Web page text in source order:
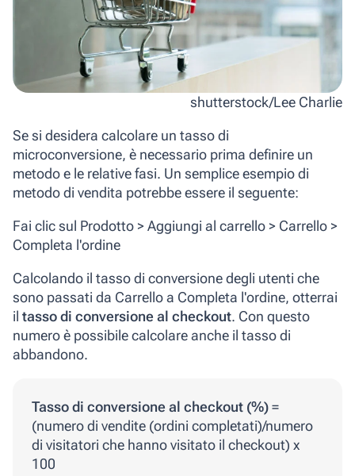
shutterstock/Lee Charlie
Se si desidera calcolare un tasso di
microconversione, è necessario prima definire un
metodo e le relative fasi. Un semplice esempio di
metodo di vendita potrebbe essere il seguente:
Fai clic sul Prodotto > Aggiungi al carrello > Carrello >
Completa l'ordine
Calcolando il tasso di conversione degli utenti che
sono passati da Carrelloa Completa l'ordine, otterrai
il tassodi conversione al checkout. Con questo
numero è possibile calcolare anche il tasso di
abbandono.
Tasso di conversione al checkout (%)=
(numero di vendite (ordini completati)/numero
di visitatori che hanno visitato il checkout) x
100